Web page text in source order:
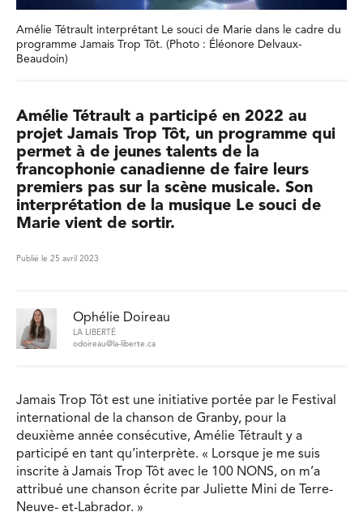
Amélie Tétrault interprétant Le souci de Marie dans le cadre du
programme Jamais Trop Tôt. (Photo : Éléonore Delvaux-
Beaudoin)
Amélie Tétrault a participé en 2022 au
projet Jamais Trop Tôt, un programme qui
permet à de jeunes talents de la
francophonie canadienne de faire leurs
premiers pas sur la scène musicale. Son
interprétation de la musique Le souci de
Marie vient de sortir.
Publié le 25 avril 2023
Ophélie Doireau
LA LIBERTÉ
odoireau@la-liberte.ca
Jamais Trop Tôt est une initiative portée par le Festival
international de la chanson de Granby, pour la
deuxième année consécutive, Amélie Tétrault y a
participé en tant qu’interprète. « Lorsque je me suis
inscrite à Jamais Trop Tôt avec le 100 NONS, on m’a
attribué une chanson écrite par Juliette Mini de Terre-
Neuve- et-Labrador. »